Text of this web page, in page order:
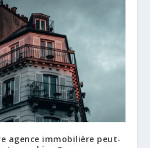
agence immobilière peut-